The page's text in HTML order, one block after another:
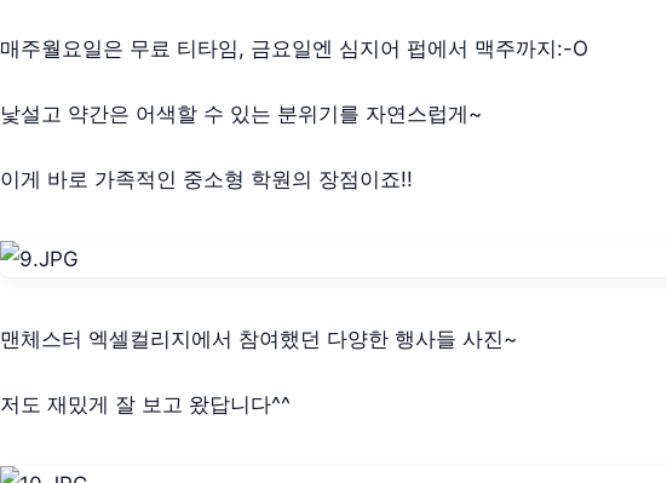
매주월요일은 무료 티타임, 금요일엔 심지어 펍에서 맥주까지:-O
낯설고 약간은 어색할 수 있는 분위기를 자연스럽게~
이게 바로 가족적인 중소형 학원의 장점이죠!!
맨체스터 엑셀컬리지에서 참여했던 다양한 행사들 사진~
저도 재밌게 잘 보고 왔답니다^^